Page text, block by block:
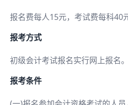
报名费每人15元，考试费每科40
报考方式
初级会计考试报名实行网上报名。
报考条件